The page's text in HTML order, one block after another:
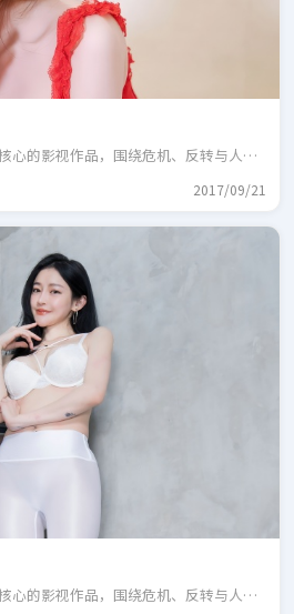
心的影视作品，围绕危机、反转与人物
2017/09/21
心的影视作品，围绕危机、反转与人物